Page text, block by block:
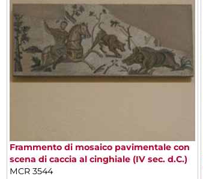
Frammento di mosaico pavimentale con
scena di caccia al cinghiale (IV sec. d.C.)
MCR 3544